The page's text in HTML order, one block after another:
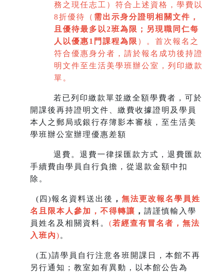
務之現任志工）符合上述資格，學費以
8折優待（ 需出示身分證明相關文件，
且優待最多以2班為限 ； 另現職同仁每
人以優惠1門課程為限 ）。首次報名之
符合優惠身分者，請於報名成功後持證
明文件至生活美學班辦公室，列印繳款
單。
若已列印繳款單並繳全額學費者，可於
開課後再持證明文件、繳費收據證明及學員
本人之郵局或銀行存簿影本審核，至生活美
學班辦公室辦理優惠差額
退費。退費一律採匯款方式，退費匯款
手續費由學員自行負擔，從退款金額中扣
除。
( 四)報名資料送出後 ， 無法更改報名學員姓
名且限本人參加，不得轉讓 ， 請謹慎輸入學
員姓名及相關資料。 (若經查有冒名者，無法
入班內)。
(五)請學員自行注意各班開課日，本館不再
另行通知；教室如有異動，以本館公告為